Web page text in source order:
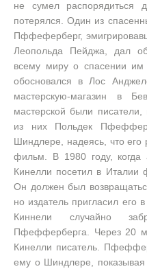
не сумел распорядиться
потерялся. Один из
Пффеферберг,
Леопольда Пейджа, дал
всему миру о спасении
обосновался в Лос
мастерскую-магазин в
мастерской были
из них Польдек
Шиндлере, надеясь, что его
фильм. В 1980 году, когда
Кинелли посетил в Италии
Он должен был
но издатель пригласил его
Киннели случайно
Пфефферберга. Через 20
Кинелли писатель.
ему о Шиндлере,